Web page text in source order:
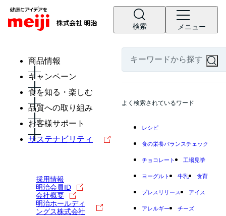
検索 メニュー
商品情報
キャンペーン
食を知る・楽しむ
品質への取り組み
お客様サポート
サステナビリティ
採用情報
明治会員ID
会社概要
明治ホールディ
ングス株式会社
よく検索されているワード
レシピ
食の栄養バランスチェック
チョコレート 工場見学
ヨーグルト 牛乳 食育
プレスリリース アイス
アレルギー チーズ